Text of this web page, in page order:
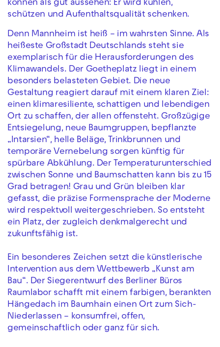
können als gut aussehen: Er wird kühlen,
schützen und Aufenthaltsqualität schenken.
Denn Mannheim ist heiß – im wahrsten Sinne. Als
heißeste Großstadt Deutschlands steht sie
exemplarisch für die Herausforderungen des
Klimawandels. Der Goetheplatz liegt in einem
besonders belasteten Gebiet. Die neue
Gestaltung reagiert darauf mit einem klaren Ziel:
einen klimaresiliente, schattigen und lebendigen
Ort zu schaffen, der allen offensteht. Großzügige
Entsiegelung, neue Baumgruppen, bepflanzte
„Intarsien“, helle Beläge, Trinkbrunnen und
temporäre Vernebelung sorgen künftig für
spürbare Abkühlung. Der Temperaturunterschied
zwischen Sonne und Baumschatten kann bis zu 15
Grad betragen! Grau und Grün bleiben klar
gefasst, die präzise Formensprache der Moderne
wird respektvoll weitergeschrieben. So entsteht
ein Platz, der zugleich denkmalgerecht und
zukunftsfähig ist.
Ein besonderes Zeichen setzt die künstlerische
Intervention aus dem Wettbewerb „Kunst am
Bau“. Der Siegerentwurf des Berliner Büros
Raumlabor schafft mit einem farbigen, berankten
Hängedach im Baumhain einen Ort zum Sich-
Niederlassen – konsumfrei, offen,
gemeinschaftlich oder ganz für sich.